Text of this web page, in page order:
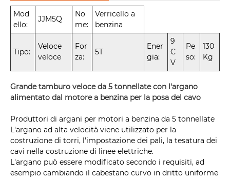
Mod
ello:
JJM5Q
No
me:
Verricello a
benzina
Tipo:
Veloce
veloce
For
za:
5T
Ener
gia:
9
C
V
Pe
so:
130
Kg
Grande tamburo veloce da 5 tonnellate con l'argano
alimentato dal motore a benzina per la posa del cavo
Produttori di argani per motori a benzina da 5 tonnellate
L'argano ad alta velocità viene utilizzato per la
costruzione di torri, l'impostazione dei pali, la tesatura dei
cavi nella costruzione di linee elettriche.
L'argano può essere modificato secondo i requisiti, ad
esempio cambiando il cabestano curvo in dritto uniforme